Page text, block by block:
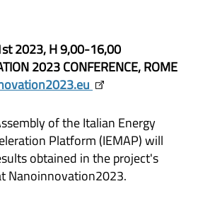
2023, H 9,00-16,00
2023 CONFERENCE, ROME
of the Italian Energy
Platform (IEMAP) will
obtained in the project's
Nanoinnovation2023.